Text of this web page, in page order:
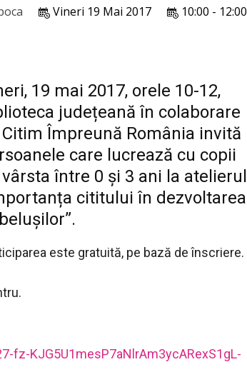
10:00 - 12:00
Vineri 19 Mai 2017
19 mai 2017, orele 10-12,
județeană în colaborare
Împreună România invită
care lucrează cu copii
între 0 și 3 ani la atelierul
cititului în dezvoltarea
este gratuită, pe bază de înscriere.
fz-KJG5U1mesP7aNlrAm3ycARexS1gL-